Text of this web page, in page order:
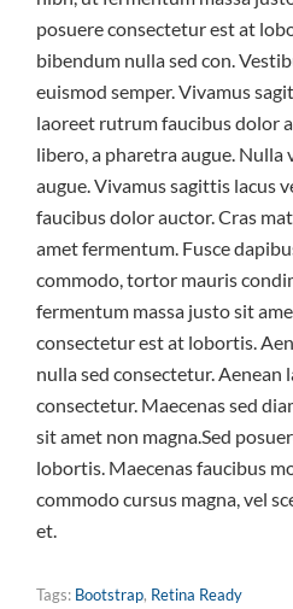
posuere consectetur est at
bibendum nulla sed con.
euismod semper. Vivamus
laoreet rutrum faucibus dolor
libero, a pharetra augue.
augue. Vivamus sagittis lacus
faucibus dolor auctor. Cras
amet fermentum. Fusce
commodo, tortor mauris
fermentum massa justo sit
consectetur est at lobortis.
nulla sed consectetur. Aenean
consectetur. Maecenas sed
sit amet non magna.Sed
lobortis. Maecenas faucibus
commodo cursus magna, vel
et.
Tags: Bootstrap, Retina Ready